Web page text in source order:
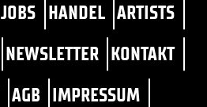
JOBS HANDEL ARTISTS
NEWSLETTER KONTAKT
AGB IMPRESSUM